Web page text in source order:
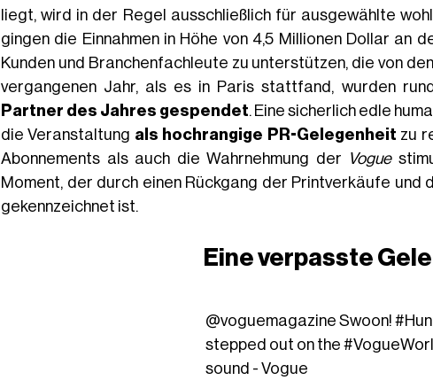
liegt, wird in der Regel ausschließlich für ausgewählte
gingen die Einnahmen in Höhe von 4,5 Millionen Dollar an
Kunden und Branchenfachleute zu unterstützen, die von
vergangenen Jahr, als es in Paris stattfand, wurden
Partner des Jahres gespendet. Eine sicherlich edle
die Veranstaltung als hochrangige PR-Gelegenheit zu
Abonnements als auch die Wahrnehmung der
Vogue
Moment, der durch einen Rückgang der Printverkäufe und
gekennzeichnet ist.
Eine verpasste
@voguemagazine Swoon!
stepped out on the
sound - Vogue